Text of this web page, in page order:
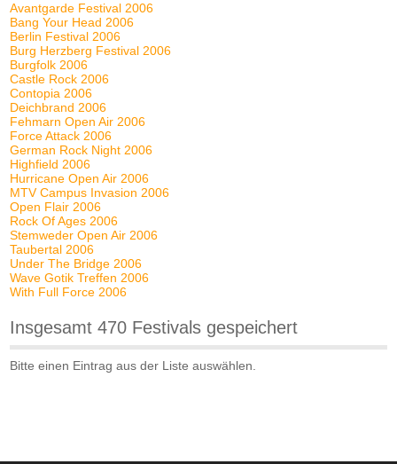
Avantgarde Festival 2006
Bang Your Head 2006
Berlin Festival 2006
Burg Herzberg Festival 2006
Burgfolk 2006
Castle Rock 2006
Contopia 2006
Deichbrand 2006
Fehmarn Open Air 2006
Force Attack 2006
German Rock Night 2006
Highfield 2006
Hurricane Open Air 2006
MTV Campus Invasion 2006
Open Flair 2006
Rock Of Ages 2006
Stemweder Open Air 2006
Taubertal 2006
Under The Bridge 2006
Wave Gotik Treffen 2006
With Full Force 2006
Insgesamt 470 Festivals gespeichert
Bitte einen Eintrag aus der Liste auswählen.